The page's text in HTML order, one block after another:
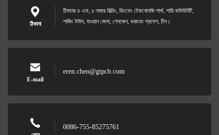
ঠিকানা
ঠিকানাঃ ৪ এফ, ৫ নম্বর বিল্ডিং, ডিংফেং টেকনোলজি পার্ক, শায়ি কমিউনিটি,
শাজিং টাউন, বাওয়ান জেলা, শেনজেন, গুয়াংডং প্রদেশ, চীন।
E-mail
eren.chen@gtpcb.com
0086-755-85275761